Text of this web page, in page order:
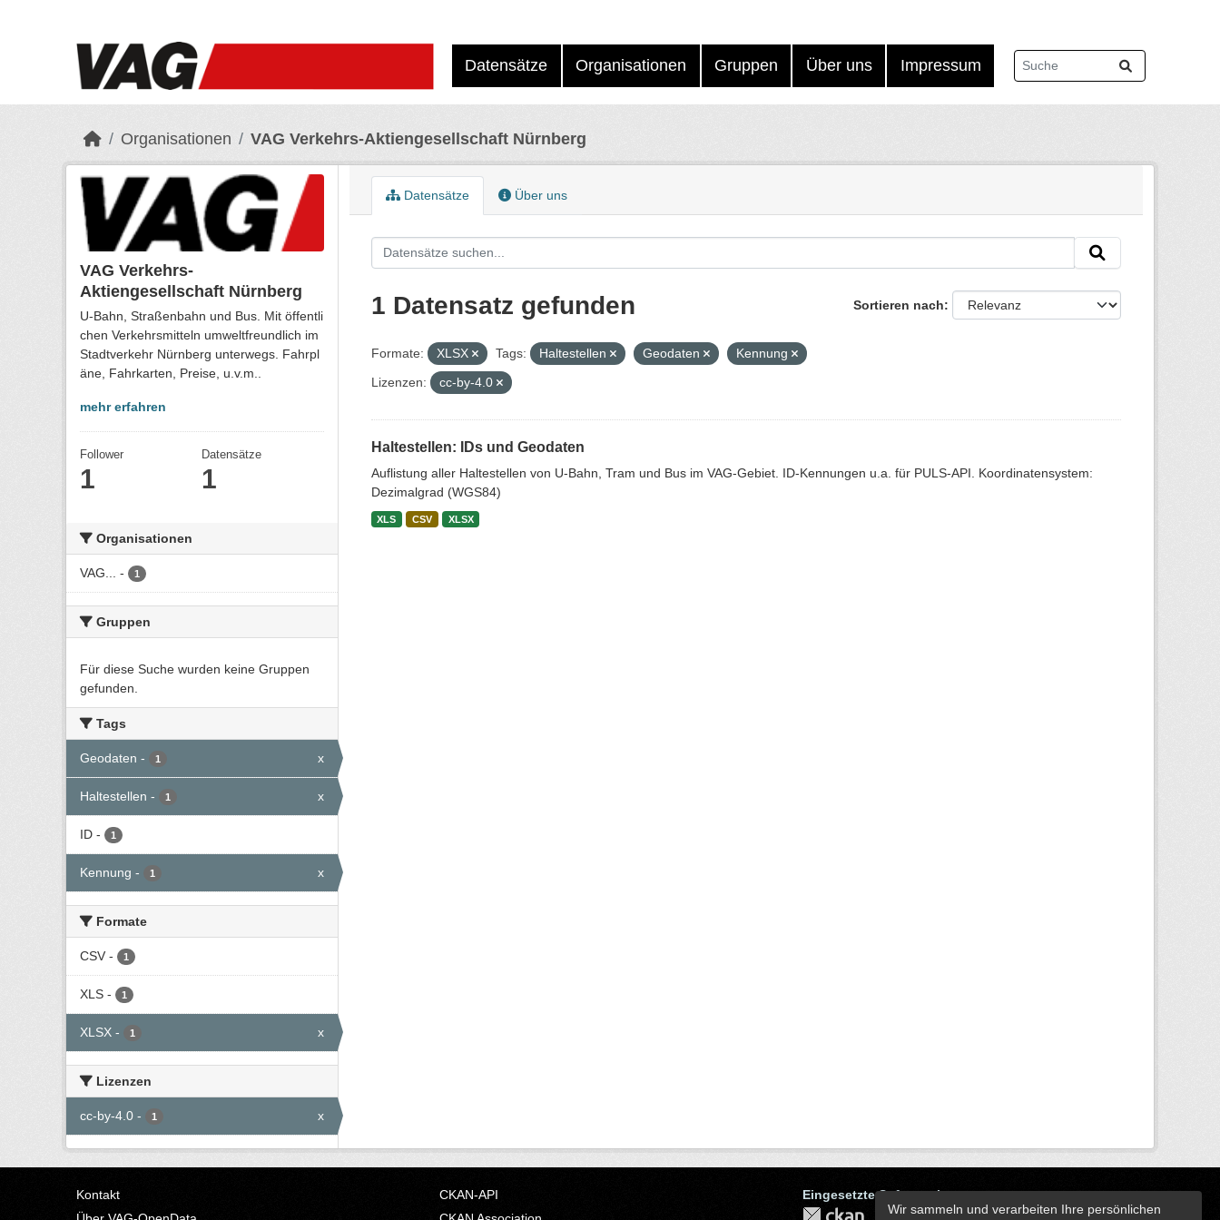
Datensätze Organisationen Gruppen Über uns Impressum
Organisationen VAG Verkehrs-Aktiengesellschaft Nürnberg
VAG Verkehrs-
Aktiengesellschaft Nürnberg
U-Bahn, Straßenbahn und Bus. Mit öffentli
chen Verkehrsmitteln umweltfreundlich im
Stadtverkehr Nürnberg unterwegs. Fahrpl
äne, Fahrkarten, Preise, u.v.m..
mehr erfahren
Follower
1
Datensätze
1
Organisationen
VAG... - 1
Gruppen
Für diese Suche wurden keine Gruppen
gefunden.
Tags
Geodaten - 1 x
Haltestellen - 1 x
ID - 1
Kennung - 1 x
Formate
CSV - 1
XLS - 1
XLSX - 1 x
Lizenzen
cc-by-4.0 - 1 x
Datensätze Über uns
Sortieren nach
1 Datensatz gefunden
Formate: XLSX Tags: Haltestellen Geodaten
Kennung
Lizenzen:
cc-by-4.0
Haltestellen: IDs und Geodaten
Auflistung aller Haltestellen von U-Bahn, Tram und Bus im VAG-Gebiet. ID-Kennungen u.a. für PULS-API. Koordinatensystem:
Dezimalgrad (WGS84)
XLS CSV XLSX
Kontakt
CKAN-API
Eingesetzte Software ist
Wir sammeln und verarbeiten Ihre persönlichen